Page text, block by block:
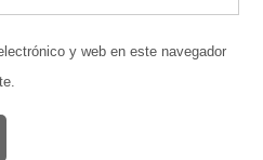
y web en este navegador